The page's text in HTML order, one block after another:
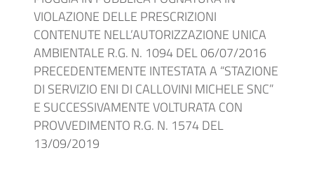
VIOLAZIONE DELLE PRESCRIZIONI
CONTENUTE NELL’AUTORIZZAZIONE UNICA
AMBIENTALE R.G. N. 1094 DEL 06/07/2016
PRECEDENTEMENTE INTESTATA A “STAZIONE
DI SERVIZIO ENI DI CALLOVINI MICHELE SNC”
E SUCCESSIVAMENTE VOLTURATA CON
PROVVEDIMENTO R.G. N. 1574 DEL
13/09/2019